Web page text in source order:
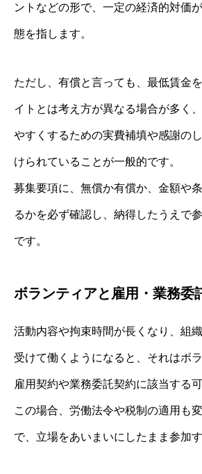
ントなどの形で、一定の経済的対価
態を指します。
ただし、有償と言っても、最低賃金
イトとは考え方が異なる場合が多く
やすくするための実費補填や感謝の
けられていることが一般的です。
募集要項に、無償か有償か、金額や
るかを必ず確認し、納得したうえで
です。
ボランティアと雇用・業務委
活動内容や拘束時間が長くなり、組
受けて働くようになると、それはボ
雇用契約や業務委託契約に該当する
この場合、労働法令や税制の適用も
で、立場をあいまいにしたまま参加